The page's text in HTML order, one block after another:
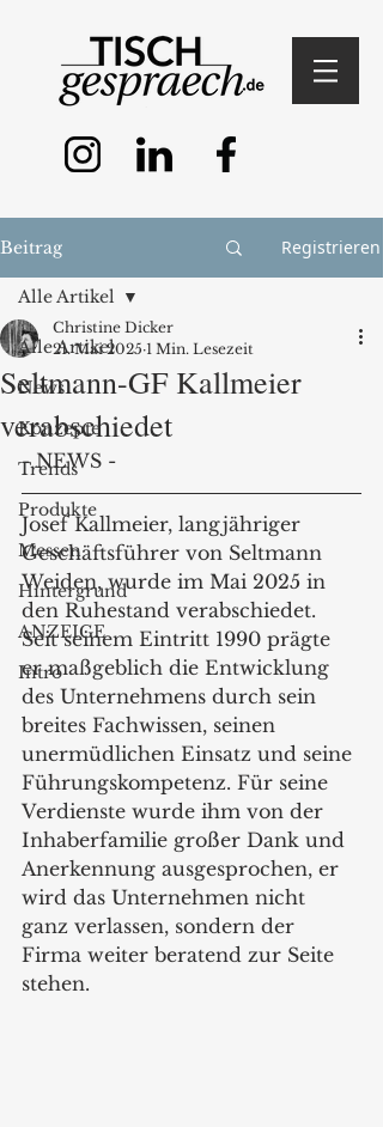
Beitrag Registrieren
Alle Artikel
News
Konzepte
Trends
Produkte
Messen
Hintergrund
ANZEIGE
Intro
Alle Artikel
Seltmann-GF Kallmeier
verabschiedet
Christine Dicker
21. Mai 2025 1 Min. Lesezeit
- NEWS -
Josef Kallmeier, langjähriger
Geschäftsführer von Seltmann
Weiden, wurde im Mai 2025 in
den Ruhestand verabschiedet.
Seit seinem Eintritt 1990 prägte
er maßgeblich die Entwicklung
des Unternehmens durch sein
breites Fachwissen, seinen
unermüdlichen Einsatz und seine
Führungskompetenz. Für seine
Verdienste wurde ihm von der
Inhaberfamilie großer Dank und
Anerkennung ausgesprochen, er
wird das Unternehmen nicht
ganz verlassen, sondern der
Firma weiter beratend zur Seite
stehen.